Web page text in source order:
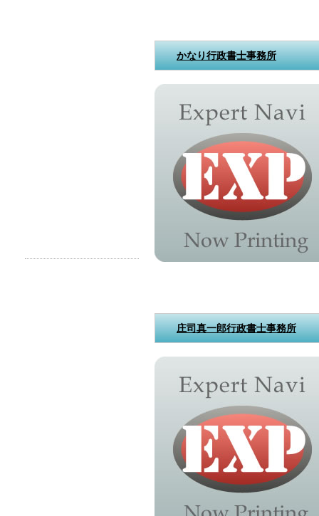
かなり行政書士事務所
庄司真一郎行政書士事務所